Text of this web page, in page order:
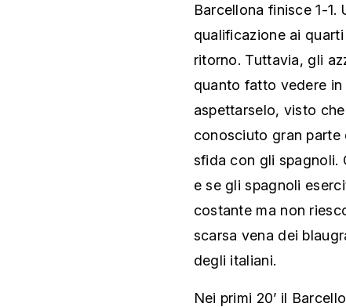
Barcellona finisce 1-
qualificazione ai
ritorno. Tuttavia, gli
quanto fatto vedere in
aspettarselo, visto
conosciuto gran parte
sfida con gli spagnoli.
e se gli spagnoli
costante ma non
scarsa vena dei
degli italiani.
Nei primi 20’ il